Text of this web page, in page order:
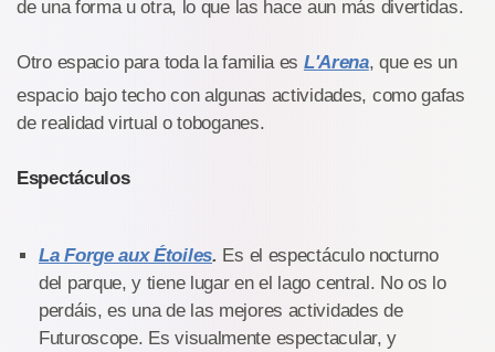
de una forma u otra, lo que las hace aun más divertidas.
Otro espacio para toda la familia es L'Arena, que es un
espacio bajo techo con algunas actividades, como gafas
de realidad virtual o toboganes.
Espectáculos
La Forge aux Étoiles. Es el espectáculo nocturno
del parque, y tiene lugar en el lago central. No os lo
perdáis, es una de las mejores actividades de
Futuroscope. Es visualmente espectacular, y